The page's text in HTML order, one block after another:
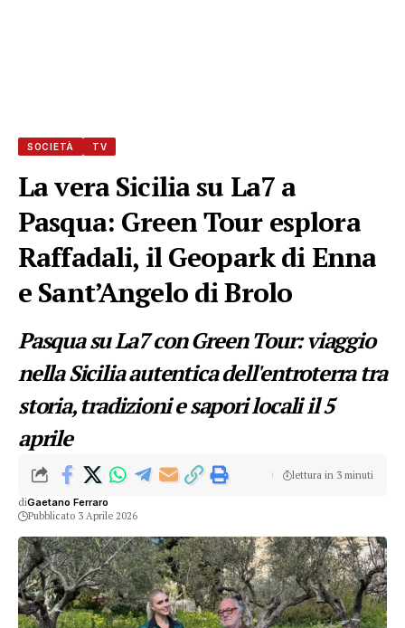
SOCIETÀ TV
La vera Sicilia su La7 a
Pasqua: Green Tour esplora
Raffadali, il Geopark di Enna
e Sant’Angelo di Brolo
Pasqua su La7 con Green Tour: viaggio
nella Sicilia autentica dell'entroterra tra
storia, tradizioni e sapori locali il 5
aprile
diGaetano Ferraro
Pubblicato 3 Aprile 2026
lettura in 3 minuti